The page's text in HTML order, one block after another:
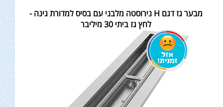
מבער גז דגם H נירוסטה מלבני עם בסיס למדורת גינה -
לחץ גז ביתי 30 מיליבר